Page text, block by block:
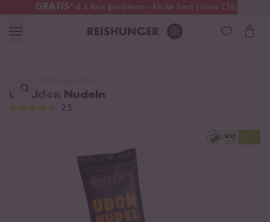
GRATIS* 4 x Reis probieren - klicke hier! (ohne CH)
Österreich Kostenloser Versand
finden ...
Bio Udon Nudeln
25